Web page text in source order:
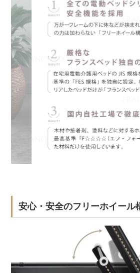
安心・安全のフリーホイール